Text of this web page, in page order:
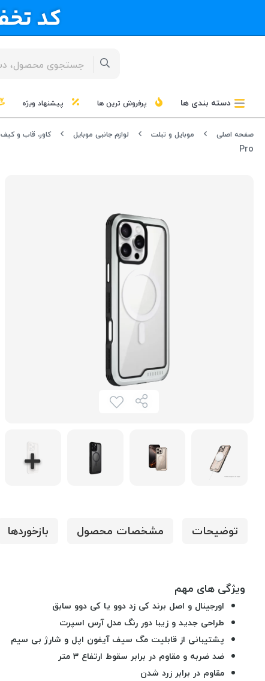
دسته بندی ها پرفروش ترین ها پیشنهاد ویژه
صفحه اصلی موبایل و تبلت لوازم جانبی موبایل کاور، قاب و کیف
Pro
توضیحات مشخصات محصول بازخوردها
ویژگی های مهم
اورجینال و اصل برند کی زد دوو یا کی دوو سابق
طراحی جدید و زیبا دور رنگ مدل آرس اسپرت
پشتیبانی از قابلیت مگ سیف آیفون اپل و شارژ بی سیم
ضد ضربه و مقاوم در برابر سقوط ارتفاع 3 متر
مقاوم در برابر زرد شدن